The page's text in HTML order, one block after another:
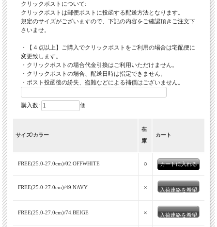
クリックポストについて:
クリックポストは郵便ポストに投函する配送方法となります。
規定のサイズがございますので、下記の内容をご確認頂きご注文下
さいませ。
・【４点以上】ご購入でクリックポストをご利用の場合は宅配便に
変更致します。
・クリックポストの場合代金引換はご利用いただけません。
・クリックポストの場合、配送日時は指定できません。
・ポスト投函後の紛失、盗難などによる補償はございません。
購入数: 個
サイズ/カラー
在
庫
カート
FREE(25.0-27.0cm)/02.OFFWHITE ○
FREE(25.0-27.0cm)/49.NAVY × 入荷連絡を希望
FREE(25.0-27.0cm)/74.BEIGE × 入荷連絡を希望